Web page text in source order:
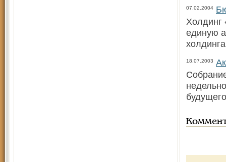
07.02.2004
Холдинг
единую
18.07.2003